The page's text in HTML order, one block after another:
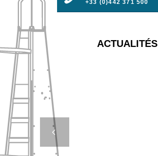
+33 (0)442 371 500
ACTUALITÉS